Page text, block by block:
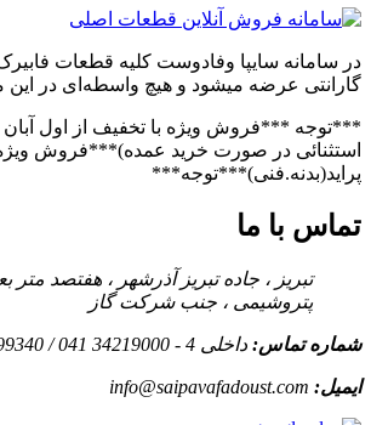
در سامانه سایپا وفادوست کلیه قطعات
گارانتی عرضه میشود و هیچ واسطه‌ای در این
استثنائی در صورت خرید عمده)***فروش
پراید(بدنه.فنی)***توجه***
تماس با ما
تبریز ، جاده تبریز آذرشهر ، هفتصد متر
پتروشیمی ، جنب شرکت گاز
شماره تماس: داخلی 4 - 34219000 041 / 09054299340
ایمیل: info@saipavafadoust.com